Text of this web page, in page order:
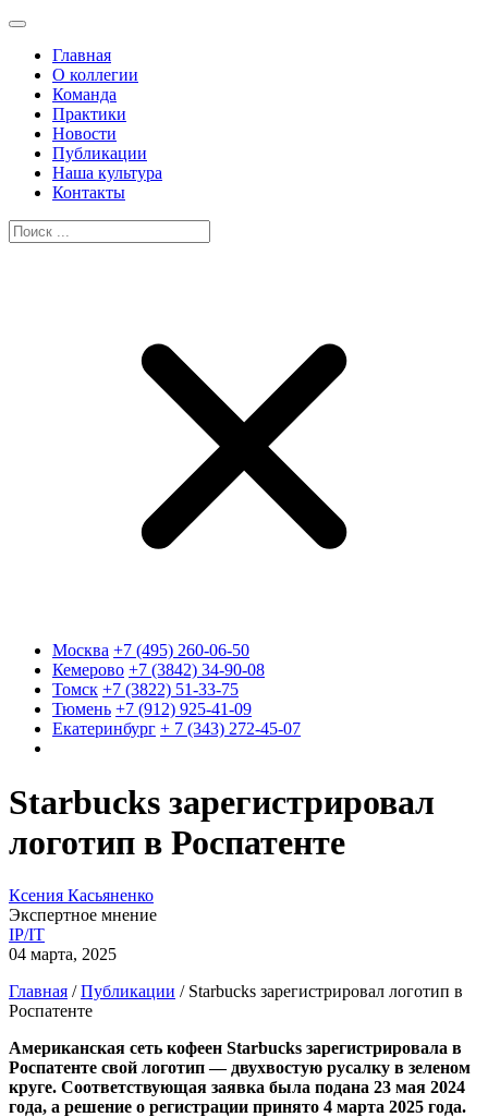
Главная
О коллегии
Команда
Практики
Новости
Публикации
Наша культура
Контакты
Москва +7 (495) 260-06-50
Кемерово +7 (3842) 34-90-08
Томск +7 (3822) 51-33-75
Тюмень +7 (912) 925-41-09
Екатеринбург + 7 (343) 272-45-07
Starbucks зарегистрировал
логотип в Роспатенте
Ксения Касьяненко
Экспертное мнение
IP/IT
04 марта, 2025
Главная /Публикации / Starbucks зарегистрировал логотип в
Роспатенте
Американская сеть кофеен Starbucks зарегистрировала в
Роспатенте свой логотип — двухвостую русалку в зеленом
круге. Соответствующая заявка была подана 23 мая 2024
года, а решение о регистрации принято 4 марта 2025 года.